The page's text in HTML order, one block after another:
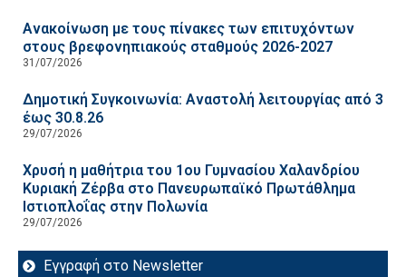
Ανακοίνωση με τους πίνακες των επιτυχόντων
στους βρεφονηπιακούς σταθμούς 2026-2027
31/07/2026
Δημοτική Συγκοινωνία: Αναστολή λειτουργίας από 3
έως 30.8.26
29/07/2026
Χρυσή η μαθήτρια του 1ου Γυμνασίου Χαλανδρίου
Κυριακή Ζέρβα στο Πανευρωπαϊκό Πρωτάθλημα
Ιστιοπλοΐας στην Πολωνία
29/07/2026
Εγγραφή στο Newsletter